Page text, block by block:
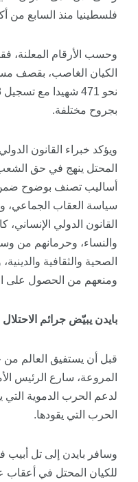
فلسطينيا منذ السابع من
وحسب الأرقام المعلنة،
الكيان الغاصب، بقصف
بجروح مختلفة.
ويؤكد خبراء القانون
المحتل ينهج في حق
أساليب تصنف بوضوح ضمن
سياسة العقاب الجماعي،
القانون الدولي
والنساء، وحرمانهم من
الصحية والثقافية
ومنعهم من الحصول على
بايدن يبيّض جرائم الاحتلال
قبل أن يستفيق العالم
المروعة، سارع الرئيس
لدعم الحرب الدموية التي
الحرب التي يقودها.
وسافر بايدن إلى تل أبيب
للكيان المحتل في أعقاب